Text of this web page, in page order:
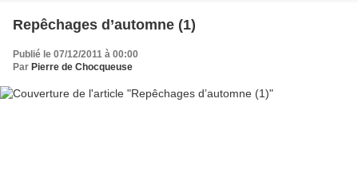
Repêchages d’automne (1)
Publié le 07/12/2011 à 00:00
Par Pierre de Chocqueuse